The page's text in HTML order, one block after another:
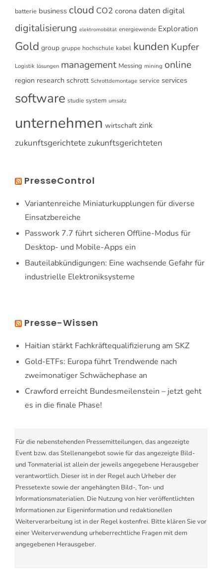
batterie business cloud CO2 corona daten digital
digitalisierung elektromobilität energiewende Exploration
Gold group gruppe hochschule kabel kunden Kupfer
Logistik lösungen management Messing mining online
region research schrott Schrottdemontage service services
software studie system umsatz
unternehmen wirtschaft zink
zukunftsgerichtete zukunftsgerichteten
PresseControl
Variantenreiche Miniaturkupplungen für diverse
Einsatzbereiche
Passwork 7.7 führt sicheren Offline-Modus für
Desktop- und Mobile-Apps ein
Bauteilabkündigungen: Eine wachsende Gefahr für
industrielle Elektroniksysteme
Presse-Wissen
Haitian stärkt Fachkräftequalifizierung am SKZ
Gold-ETFs: Europa führt Trendwende nach
zweimonatiger Schwächephase an
Crawford erreicht Bundesmeilenstein – jetzt geht
es in die finale Phase!
Für die nebenstehenden Pressemitteilungen, das angezeigte
Event bzw. das Stellenangebot sowie für das angezeigte Bild-
und Tonmaterial ist allein der jeweils angegebene Herausgeber
verantwortlich. Dieser ist in der Regel auch Urheber der
Pressetexte sowie der angehängten Bild-, Ton- und
Informationsmaterialien. Die Nutzung von hier veröffentlichten
Informationen zur Eigeninformation und redaktionellen
Weiterverarbeitung ist in der Regel kostenfrei. Bitte klären Sie vor
einer Weiterverwendung urheberrechtliche Fragen mit dem
angegebenen Herausgeber.